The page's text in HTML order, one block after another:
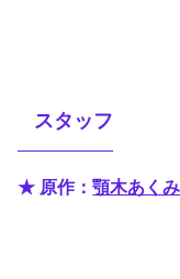
スタッフ
★ 原作：顎木あくみ